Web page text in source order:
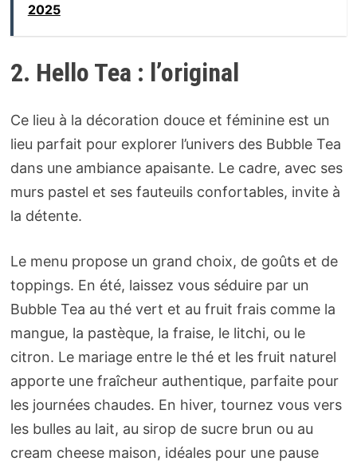
2025
2. Hello Tea : l’original
Ce lieu à la décoration douce et féminine est un
lieu parfait pour explorer l’univers des Bubble Tea
dans une ambiance apaisante. Le cadre, avec ses
murs pastel et ses fauteuils confortables, invite à
la détente.
Le menu propose un grand choix, de goûts et de
toppings. En été, laissez vous séduire par un
Bubble Tea au thé vert et au fruit frais comme la
mangue, la pastèque, la fraise, le litchi, ou le
citron. Le mariage entre le thé et les fruit naturel
apporte une fraîcheur authentique, parfaite pour
les journées chaudes. En hiver, tournez vous vers
les bulles au lait, au sirop de sucre brun ou au
cream cheese maison, idéales pour une pause